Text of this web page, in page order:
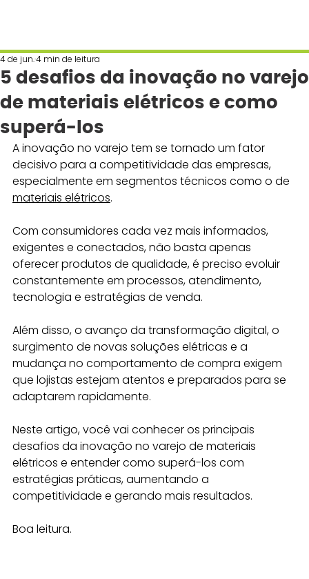
5 desafios da inovação no varejo
de materiais elétricos e como
superá-los
4 de jun.4 min de leitura
A inovação no varejo tem se tornado um fator
decisivo para a competitividade das empresas,
especialmente em segmentos técnicos como o de
materiais elétricos.
Com consumidores cada vez mais informados,
exigentes e conectados, não basta apenas
oferecer produtos de qualidade, é preciso evoluir
constantemente em processos, atendimento,
tecnologia e estratégias de venda.
Além disso, o avanço da transformação digital, o
surgimento de novas soluções elétricas e a
mudança no comportamento de compra exigem
que lojistas estejam atentos e preparados para se
adaptarem rapidamente.
Neste artigo, você vai conhecer os principais
desafios da inovação no varejo de materiais
elétricos e entender como superá-los com
estratégias práticas, aumentando a
competitividade e gerando mais resultados.
Boa leitura.